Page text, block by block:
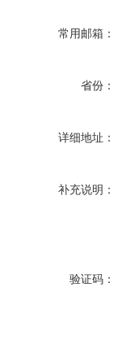
常用邮箱：
省份：
详细地址：
补充说明：
验证码：